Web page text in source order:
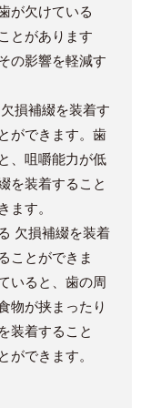
が欠けている
とがあります
の影響を軽減す
損補綴を装着す
ができます。歯
、咀嚼能力が低
を装着すること
ます。
欠損補綴を装着
ことができま
いると、歯の周
物が挟まったり
装着すること
ができます。